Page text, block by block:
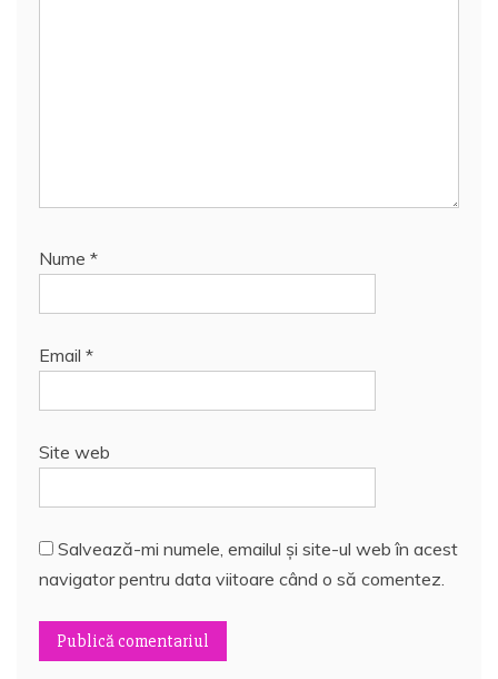
Nume *
Email *
Site web
Salvează-mi numele, emailul și site-ul web în acest
navigator pentru data viitoare când o să comentez.